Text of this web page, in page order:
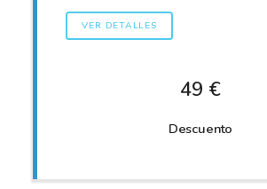
VER DETALLES
49 €
Descuento